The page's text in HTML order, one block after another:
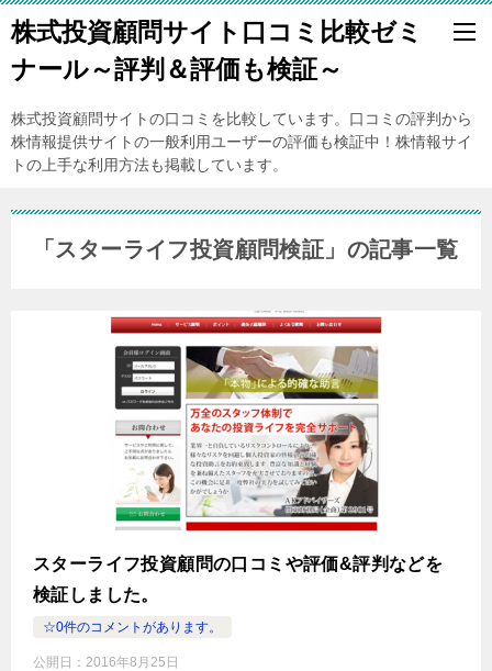
株式投資顧問サイト口コミ比較ゼミ
ナール～評判＆評価も検証～
株式投資顧問サイトの口コミを比較しています。口コミの評判から
株情報提供サイトの一般利用ユーザーの評価も検証中！株情報サイ
トの上手な利用方法も掲載しています。
「スターライフ投資顧問検証」の記事一覧
スターライフ投資顧問の口コミや評価&評判などを
検証しました。
☆0件のコメントがあります。
公開日： 2016年8月25日